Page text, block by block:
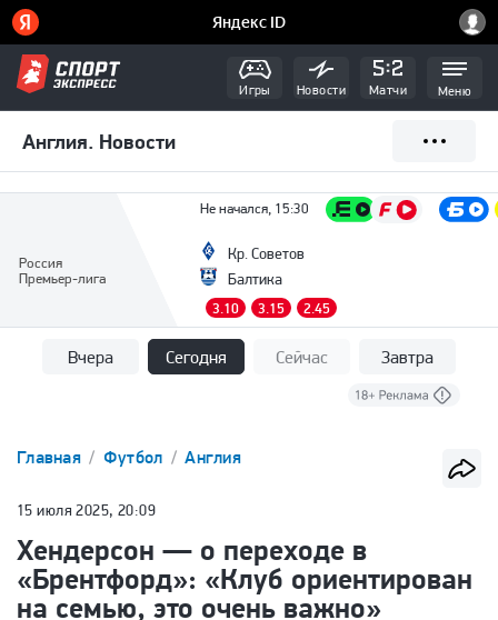
Игры Новости Матчи Меню
Англия. Новости
Россия
Премьер-лига
Не начался, 15:30
Кр. Советов
Балтика
3.10 3.15 2.45
Вчера Сегодня Сейчас Завтра
Главная Футбол Англия
15 июля 2025, 20:09
Хендерсон — о переходе в
«Брентфорд»: «Клуб ориентирован
на семью, это очень важно»